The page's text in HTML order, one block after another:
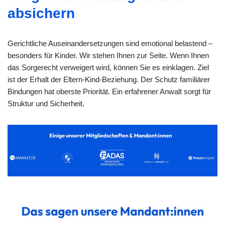
absichern
Gerichtliche Auseinandersetzungen sind emotional belastend –
besonders für Kinder. Wir stehen Ihnen zur Seite. Wenn Ihnen
das Sorgerecht verweigert wird, können Sie es einklagen. Ziel
ist der Erhalt der Eltern-Kind-Beziehung. Der Schutz familiärer
Bindungen hat oberste Priorität. Ein erfahrener Anwalt sorgt für
Struktur und Sicherheit.